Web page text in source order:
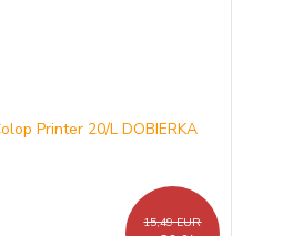
15,49 EUR